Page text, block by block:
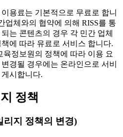
용료는 기본적으로 무료로 합니
업체와의 협약에 의해 RISS를 통
는 콘텐츠의 경우 각 민간 업체
에 따라 유료로 서비스 합니다.
정보원의 정책에 따라 이용 요
경될 경우에는 온라인으로 서비
시합니다.
정책
리지 정책의 변경)